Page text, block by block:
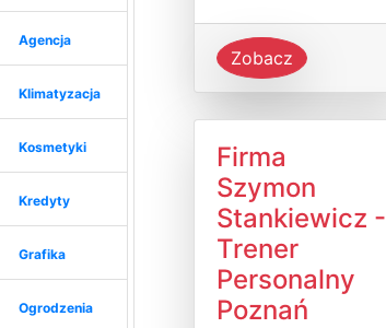
Agencja
Klimatyzacja
Kosmetyki
Kredyty
Grafika
Ogrodzenia
Zobacz
Firma
Szymon
Stankiewicz -
Trener
Personalny
Poznań